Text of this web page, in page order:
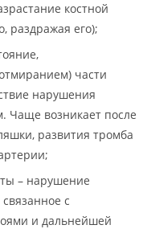
костной
раздражая его);
части
нарушения
Чаще возникает после
развития тромба
– нарушение
с
и дальнейшей